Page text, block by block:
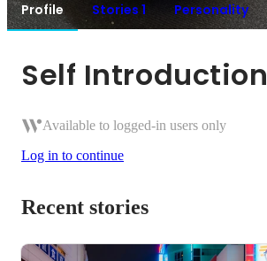
Profile Stories 1 Personality
Self Introduction
Available to logged-in users only
Log in to continue
Recent stories